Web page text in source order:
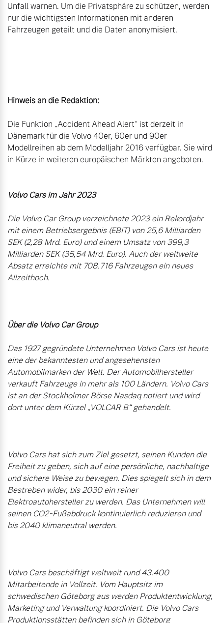
Unfall warnen. Um die Privatsphäre zu schützen, werden
nur die wichtigsten Informationen mit anderen
Fahrzeugen geteilt und die Daten anonymisiert.
Hinweis an die Redaktion:
Die Funktion „Accident Ahead Alert“ ist derzeit in
Dänemark für die Volvo 40er, 60er und 90er
Modellreihen ab dem Modelljahr 2016 verfügbar. Sie wird
in Kürze in weiteren europäischen Märkten angeboten.
Volvo Cars im Jahr 2023
Die Volvo Car Group verzeichnete 2023 ein Rekordjahr
mit einem Betriebsergebnis (EBIT) von 25,6 Milliarden
SEK (2,28 Mrd. Euro) und einem Umsatz von 399,3
Milliarden SEK (35,54 Mrd. Euro). Auch der weltweite
Absatz erreichte mit 708.716 Fahrzeugen ein neues
Allzeithoch.
Über die Volvo Car Group
Das 1927 gegründete Unternehmen Volvo Cars ist heute
eine der bekanntesten und angesehensten
Automobilmarken der Welt. Der Automobilhersteller
verkauft Fahrzeuge in mehr als 100 Ländern. Volvo Cars
ist an der Stockholmer Börse Nasdaq notiert und wird
dort unter dem Kürzel „VOLCAR B“ gehandelt.
Volvo Cars hat sich zum Ziel gesetzt, seinen Kunden die
Freiheit zu geben, sich auf eine persönliche, nachhaltige
und sichere Weise zu bewegen. Dies spiegelt sich in dem
Bestreben wider, bis 2030 ein reiner
Elektroautohersteller zu werden. Das Unternehmen will
seinen CO2-Fußabdruck kontinuierlich reduzieren und
bis 2040 klimaneutral werden.
Volvo Cars beschäftigt weltweit rund 43.400
Mitarbeitende in Vollzeit. Vom Hauptsitz im
schwedischen Göteborg aus werden Produktentwicklung,
Marketing und Verwaltung koordiniert. Die Volvo Cars
Produktionsstätten befinden sich in Göteborg